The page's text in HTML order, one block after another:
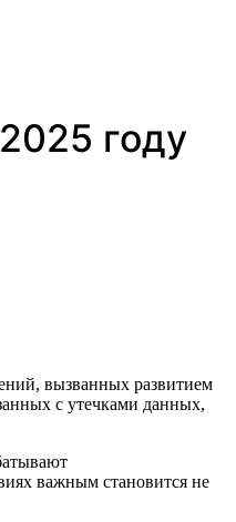
году
с утечками данных,
важным становится не